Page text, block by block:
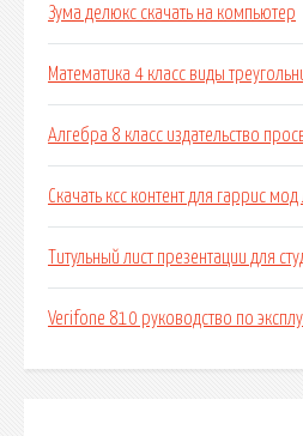
Зума делюкс скачать на компьютер
Математика 4 класс виды
Алгебра 8 класс издательство
Скачать ксс контент для гаррис
Титульный лист презентации для
Verifone 810 руководство по